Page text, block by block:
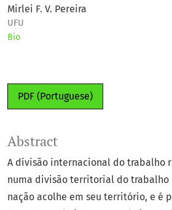
Mirlei F. V. Pereira
UFU
Bio
PDF (Portuguese)
Abstract
A divisão internacional do trabalho
numa divisão territorial do trabalho
nação acolhe em seu território, e é